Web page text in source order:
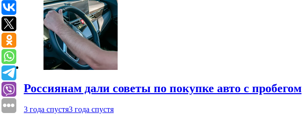
Россиянам дали советы по покупке авто с пробегом
3 года спустя3 года спустя